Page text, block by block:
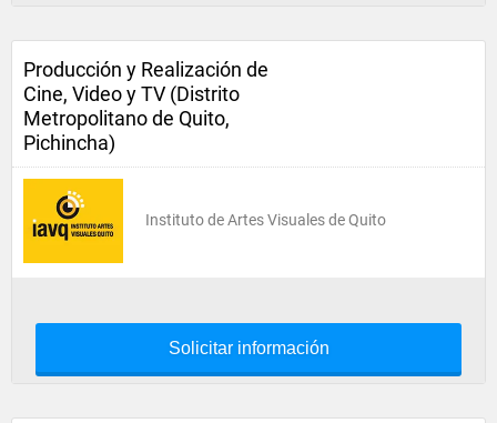
Producción y Realización de
Cine, Video y TV (Distrito
Metropolitano de Quito,
Pichincha)
Instituto de Artes Visuales de Quito
Solicitar información